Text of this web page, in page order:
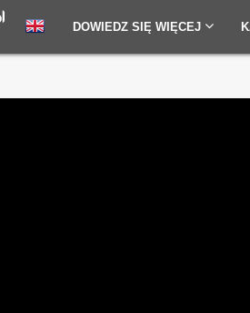
DOWIEDZ SIĘ WIĘCEJ